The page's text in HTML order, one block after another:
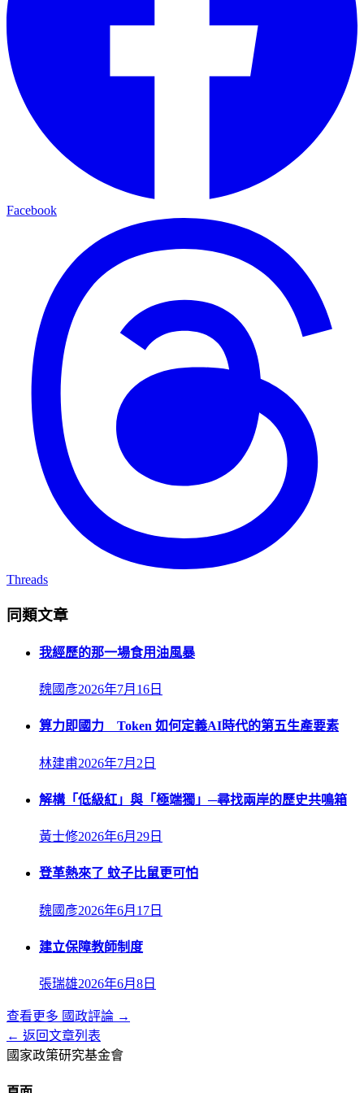
Facebook
Threads
同類文章
我經歷的那一場食用油風暴
魏國彥2026年7月16日
算力即國力 Token 如何定義AI時代的第五生產要素
林建甫2026年7月2日
解構「低級紅」與「極端獨」─尋找兩岸的歷史共鳴箱
黃士修2026年6月29日
登革熱來了 蚊子比鼠更可怕
魏國彥2026年6月17日
建立保障教師制度
張瑞雄2026年6月8日
查看更多 國政評論 →
← 返回文章列表
國家政策研究基金會